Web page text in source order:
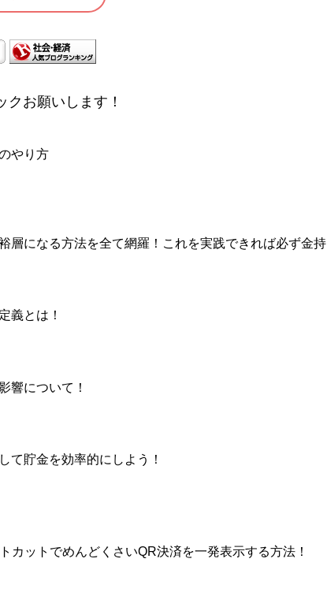
クお願いします！
やり方
層になる方法を全て網羅！これを実践できれば必ず金持
義とは！
響について！
て貯金を効率的にしよう！
カットでめんどくさいQR決済を一発表示する方法！